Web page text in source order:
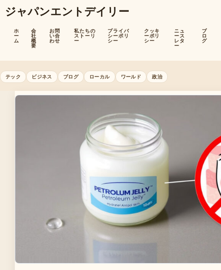
ジャパンエントデイリー
ホ
ー
ム
会
社
概
要
お問
い合
わせ
私たちの
ストーリ
ー
プライバ
シーポリ
シー
クッキ
ーポリ
シー
ニュ
ース
レタ
ー
ブ
ロ
グ
テック ビジネス ブログ ローカル ワールド 政治